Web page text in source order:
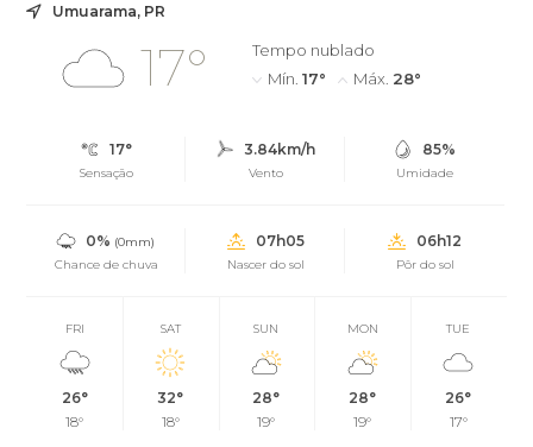
Umuarama, PR
17°
Tempo nublado
Mín. 17° Máx. 28°
17°
Sensação
3.84km/h
Vento
85%
Umidade
0% (0mm)
Chance de chuva
07h05
Nascer do sol
06h12
Pôr do sol
FRI
26°
18°
SAT
32°
18°
SUN
28°
19°
MON
28°
19°
TUE
26°
17°